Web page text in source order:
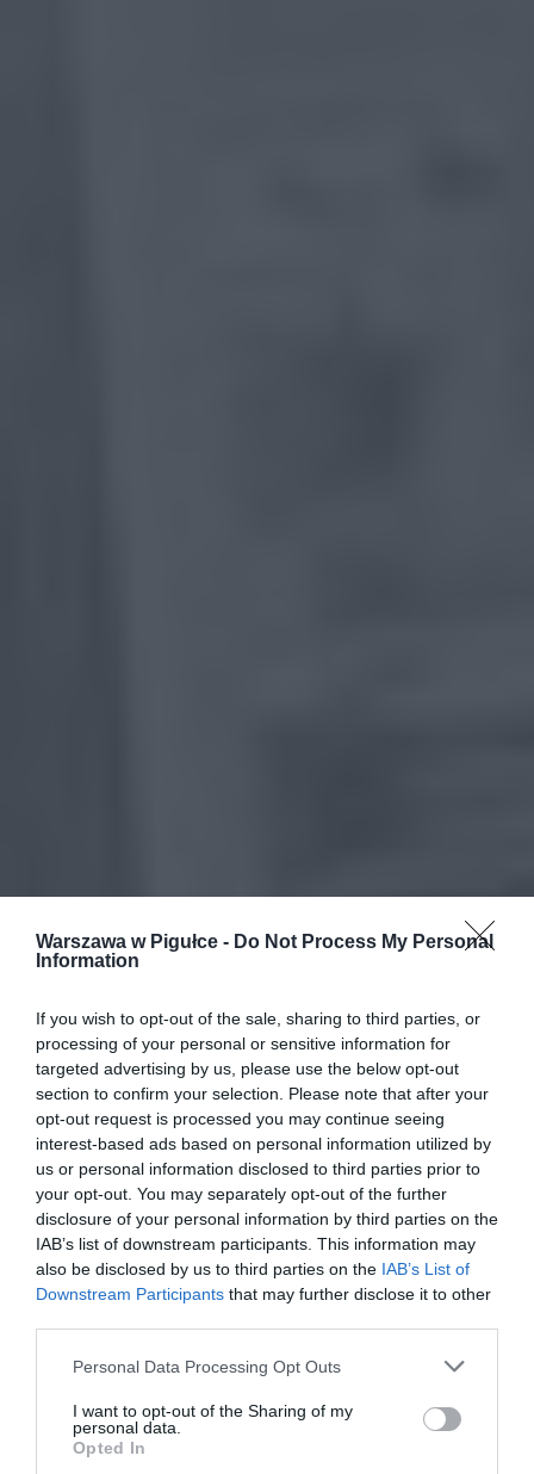
Warszawa w Pigułce - Do Not Process My Personal
Information
If you wish to opt-out of the sale, sharing to third parties, or
processing of your personal or sensitive information for
targeted advertising by us, please use the below opt-out
section to confirm your selection. Please note that after your
opt-out request is processed you may continue seeing
interest-based ads based on personal information utilized by
us or personal information disclosed to third parties prior to
your opt-out. You may separately opt-out of the further
disclosure of your personal information by third parties on the
IAB’s list of downstream participants. This information may
also be disclosed by us to third parties on the IAB’s List of
Downstream Participants that may further disclose it to other
Personal Data Processing Opt Outs
I want to opt-out of the Sharing of my
personal data.
Opted In